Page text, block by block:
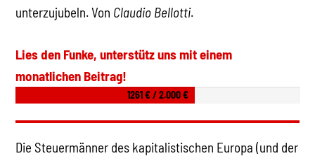
unterzujubeln. Von Claudio Bellotti.
Lies den Funke, unterstütz uns mit einem
monatlichen Beitrag!
1261 € / 2.000 €
Die Steuermänner des kapitalistischen Europa (und der